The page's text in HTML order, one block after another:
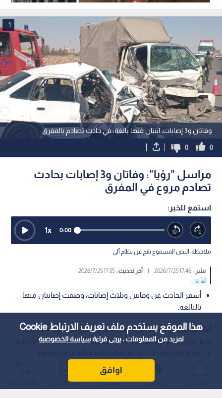
هذا الموقع يستخدم ملف تعريف الارتباط Cookie
لمزيد من المعلومات ، يرجى قراءةسياسة الخصوصية
اوافق
ويغنم والعبيسات
الراحل العميد المتقاعد هدى الفرا
وفاتان و3 إصابات، اثنتان منها بالغة، في حادث تصادم بالمفرق
1
0
0
مراسل "رؤيا": وفاتان و3 إصابات بحادث
تصادم مروع في المفرق
استمع للخبر:
0:00
1x
ملاحظة: النص المسموع ناتج عن نظام آلي
نشر :17:46 2026/7/25
| آخر تحديث :17:55 2026/7/25
الأردن
أسفر الحادث عن وفاتين وثلاث إصابات، وصفت إصابتان منها
بالبالغة.
أفاد مراسل"رؤيا أخبار" بأن كوادر الدفاع المدني تعاملت مع حادث
سير مروع وقع في منطقة المنارة التابعة للبادية الشمالية الشرقية
عواجل المباشر أحدث الأخبار